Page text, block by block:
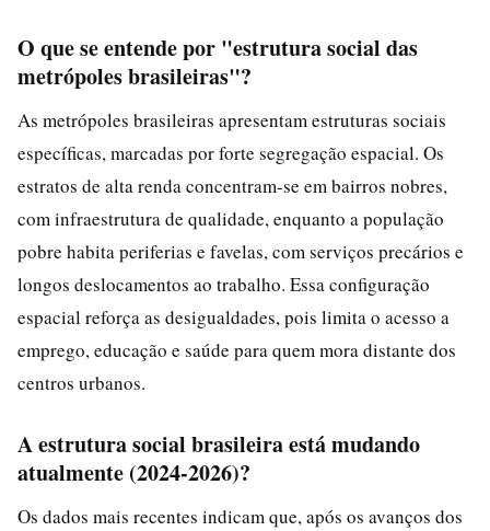
O que se entende por "estrutura social das
metrópoles brasileiras"?
As metrópoles brasileiras apresentam estruturas sociais
específicas, marcadas por forte segregação espacial. Os
estratos de alta renda concentram-se em bairros nobres,
com infraestrutura de qualidade, enquanto a população
pobre habita periferias e favelas, com serviços precários e
longos deslocamentos ao trabalho. Essa configuração
espacial reforça as desigualdades, pois limita o acesso a
emprego, educação e saúde para quem mora distante dos
centros urbanos.
A estrutura social brasileira está mudando
atualmente (2024-2026)?
Os dados mais recentes indicam que, após os avanços dos